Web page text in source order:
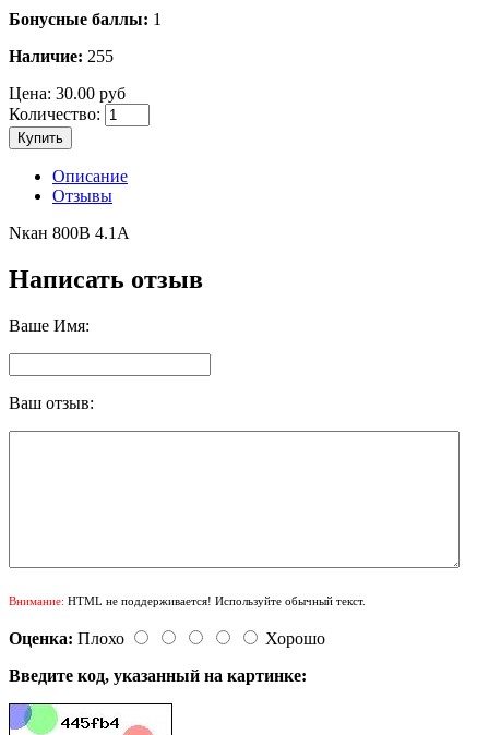
Бонусные баллы: 1
Наличие: 255
Цена: 30.00 руб
Количество:
Купить
Описание
Отзывы
Nкан 800В 4.1А
Написать отзыв
Ваше Имя:
Ваш отзыв:
Внимание: HTML не поддерживается! Используйте обычный текст.
Оценка: Плохо
Хорошо
Введите код, указанный на картинке: